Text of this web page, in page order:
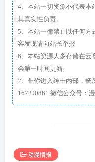
4、本站一切资源不代表本
其真实性负责。
5、本站一律禁止以任何方
客发现请向站长举报
6、本站资源大多存储在云
会第一时间更新。
7、带你进入绅士内部，畅
167200861 微信公众
动漫情报